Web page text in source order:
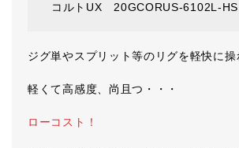
コルトUX 20GCORUS-6102L-HS
ジグ単やスプリット等のリグを軽快に操
軽くて高感度、尚且つ・・・
ローコスト！